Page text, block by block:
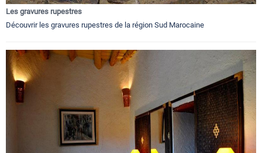
Les gravures rupestres
Découvrir les gravures rupestres de la région Sud Marocaine